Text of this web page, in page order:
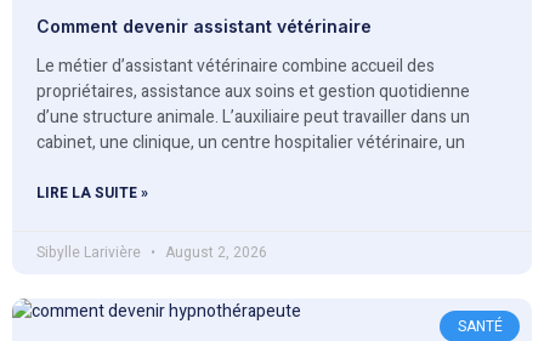
Comment devenir assistant vétérinaire
Le métier d’assistant vétérinaire combine accueil des
propriétaires, assistance aux soins et gestion quotidienne
d’une structure animale. L’auxiliaire peut travailler dans un
cabinet, une clinique, un centre hospitalier vétérinaire, un
LIRE LA SUITE »
Sibylle Larivière August 2, 2026
SANTÉ